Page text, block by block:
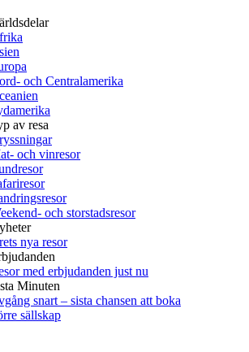
och Centralamerika
av resa
och vinresor
och storstadsresor
nya resor
med erbjudanden just nu
Minuten
snart – sista chansen att boka
sällskap